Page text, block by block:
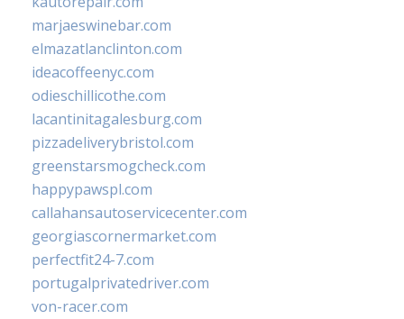
marjaeswinebar.com
elmazatlanclinton.com
ideacoffeenyc.com
odieschillicothe.com
lacantinitagalesburg.com
pizzadeliverybristol.com
greenstarsmogcheck.com
happypawspl.com
callahansautoservicecenter.com
georgiascornermarket.com
perfectfit24-7.com
portugalprivatedriver.com
von-racer.com